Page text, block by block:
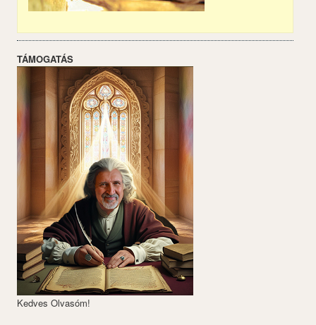
TÁMOGATÁS
Kedves Olvasóm!